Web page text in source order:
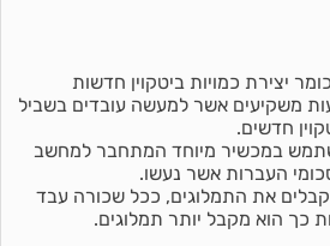
יצירת כמויות ביטקוין חדשות
משקיעים אשר למעשה עובדים בשביל
חדשים.
במכשיר מיוחד המתחבר למחשב
העברות אשר נעשו.
את התמלוגים, ככל שכורה עבד
כך הוא מקבל יותר תמלוגים.